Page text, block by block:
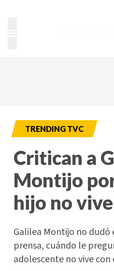
TRENDING TVC
Critican a
Montijo
hijo no
Galilea Montijo no dudó
prensa, cuándo le
adolescente no vive con